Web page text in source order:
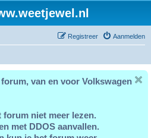
Aanmelden
Registreer
van en voor Volkswagen
forum niet meer lezen.
met DDOS aanvallen.